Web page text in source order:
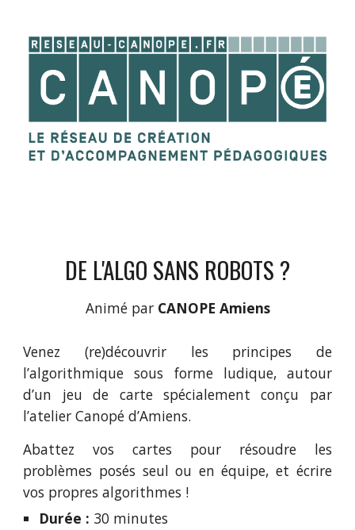
DE L'ALGO SANS ROBOTS ?
Animé par CANOPE Amiens
Venez (re)découvrir les principes de
l’algorithmique sous forme ludique, autour
d’un jeu de carte spécialement conçu par
l’atelier Canopé d’Amiens.
Abattez vos cartes pour résoudre les
problèmes posés seul ou en équipe, et écrire
vos propres algorithmes !
Durée : 30 minutes